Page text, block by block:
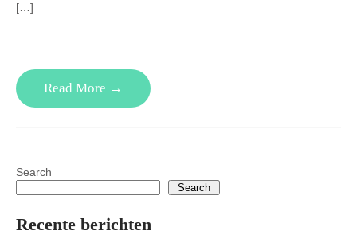
[…]
Read More →
Search
Search
Recente berichten